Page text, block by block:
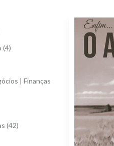
(4)
| Finanças
(42)